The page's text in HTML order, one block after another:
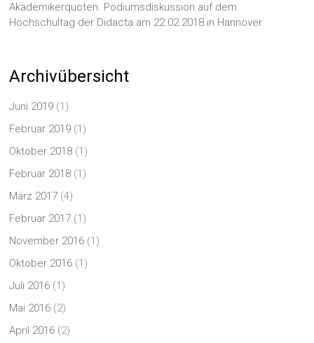
Akademikerquoten. Podiumsdiskussion auf dem
Hochschultag der Didacta am 22.02.2018 in Hannover
Archivübersicht
Juni 2019 (1)
Februar 2019 (1)
Oktober 2018 (1)
Februar 2018 (1)
März 2017 (4)
Februar 2017 (1)
November 2016 (1)
Oktober 2016 (1)
Juli 2016 (1)
Mai 2016 (2)
April 2016 (2)